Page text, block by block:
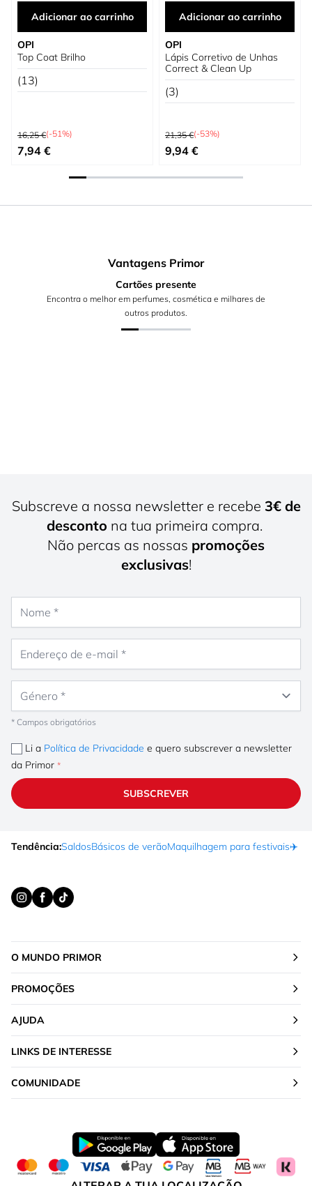
Adicionar ao carrinho
OPI
Top Coat Brilho
(13)
Preço Normal
16,25 €(-51%)
Preço Especial
7,94 €
Adicionar ao carrinho
OPI
Lápis Corretivo de Unhas
Correct & Clean Up
(3)
Preço Normal
21,35 €(-53%)
Preço Especial
9,94 €
Vantagens Primor
Cartões presente
Encontra o melhor em perfumes, cosmética e milhares de
outros produtos.
Subscreve a nossa newsletter e recebe 3€ de
desconto na tua primeira compra.
Não percas as nossas promoções
exclusivas!
* Campos obrigatórios
Li a Política de Privacidade e quero subscrever a newsletter
da Primor
SUBSCREVER
Tendência:SaldosBásicos de verãoMaquilhagem para festivais✈️
O MUNDO PRIMOR
PROMOÇÕES
AJUDA
LINKS DE INTERESSE
COMUNIDADE